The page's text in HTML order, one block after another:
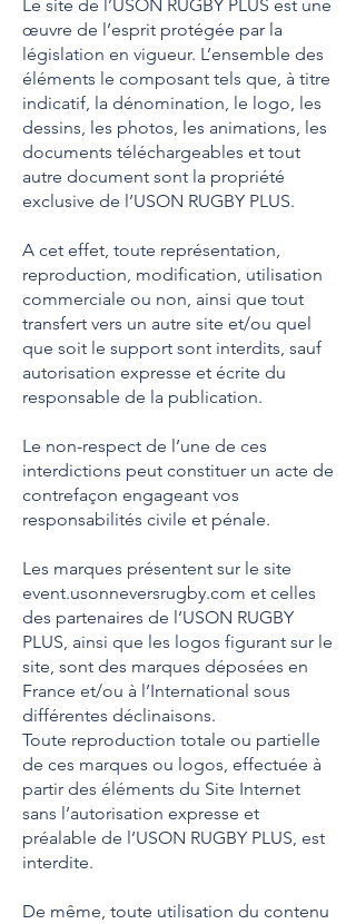
Le site de l’USON RUGBY PLUS est une
œuvre de l’esprit protégée par la
législation en vigueur. L’ensemble des
éléments le composant tels que, à titre
indicatif, la dénomination, le logo, les
dessins, les photos, les animations, les
documents téléchargeables et tout
autre document sont la propriété
exclusive de l’USON RUGBY PLUS.
A cet effet, toute représentation,
reproduction, modification, utilisation
commerciale ou non, ainsi que tout
transfert vers un autre site et/ou quel
que soit le support sont interdits, sauf
autorisation expresse et écrite du
responsable de la publication.
Le non-respect de l’une de ces
interdictions peut constituer un acte de
contrefaçon engageant vos
responsabilités civile et pénale.
Les marques présentent sur le site
event.usonneversrugby.com et celles
des partenaires de l’USON RUGBY
PLUS, ainsi que les logos figurant sur le
site, sont des marques déposées en
France et/ou à l’International sous
différentes déclinaisons.
Toute reproduction totale ou partielle
de ces marques ou logos, effectuée à
partir des éléments du Site Internet
sans l’autorisation expresse et
préalable de l’USON RUGBY PLUS, est
interdite.
De même, toute utilisation du contenu